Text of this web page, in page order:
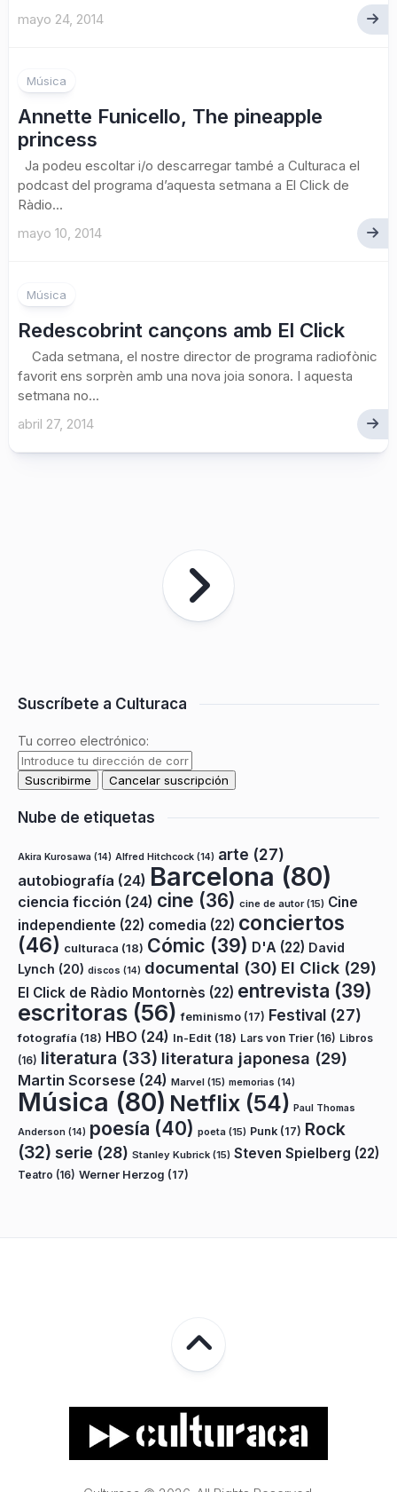
mayo 24, 2014
Música
Annette Funicello, The pineapple
princess
Ja podeu escoltar i/o descarregar també a Culturaca el
podcast del programa d’aquesta setmana a El Click de
Ràdio...
mayo 10, 2014
Música
Redescobrint cançons amb El Click
Cada setmana, el nostre director de programa radiofònic
favorit ens sorprèn amb una nova joia sonora. I aquesta
setmana no...
abril 27, 2014
Suscríbete a Culturaca
Tu correo electrónico:
Nube de etiquetas
Akira Kurosawa (14) Alfred Hitchcock (14) arte (27)
autobiografía (24) Barcelona (80)
ciencia ficción (24) cine (36) cine de autor(15) Cine
independiente (22) comedia (22) conciertos
(46) culturaca (18) Cómic (39) D'A (22) David
Lynch (20) discos (14) documental (30) El Click (29)
El Click de Ràdio Montornès (22) entrevista (39)
escritoras (56) feminismo (17) Festival (27)
fotografía (18) HBO (24) In-Edit (18) Lars von Trier (16) Libros
(16) literatura (33) literatura japonesa (29)
Martin Scorsese (24) Marvel (15) memorias (14)
Música (80) Netflix (54) Paul Thomas
Anderson (14) poesía (40) poeta (15) Punk (17) Rock
(32) serie (28) Stanley Kubrick (15) Steven Spielberg (22)
Teatro (16) Werner Herzog (17)